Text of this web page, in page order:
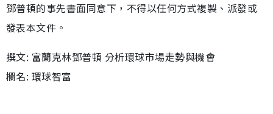
鄧普頓的事先書面同意下，不得以任何方式複製、派發或
發表本文件。
撰文: 富蘭克林鄧普頓 分析環球市場走勢與機會
欄名: 環球智富